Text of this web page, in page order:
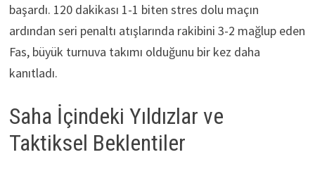
başardı. 120 dakikası 1-1 biten stres dolu maçın
ardından seri penaltı atışlarında rakibini 3-2 mağlup eden
Fas, büyük turnuva takımı olduğunu bir kez daha
kanıtladı.
Saha İçindeki Yıldızlar ve
Taktiksel Beklentiler